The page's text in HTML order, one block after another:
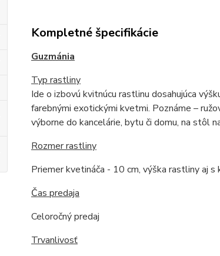
Kompletné špecifikácie
Guzmánia
Typ rastliny
Ide o izbovú kvitnúcu rastlinu dosahujúca
farebnými exotickými kvetmi. Poznáme –
výborne do kancelárie, bytu či domu, na stôl
Rozmer rastliny
Priemer kvetináča - 10 cm, výška rastliny aj
Čas predaja
Celoročný predaj
Trvanlivosť